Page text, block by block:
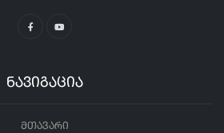
ნავიგაცია
მთავარი